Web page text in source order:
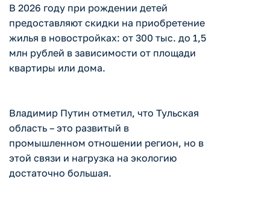
В 2026 году при рождении детей
предоставляют скидки на приобретение
жилья в новостройках: от 300 тыс. до 1,5
млн рублей в зависимости от площади
квартиры или дома.
Владимир Путин отметил, что Тульская
область – это развитый в
промышленном отношении регион, но в
этой связи и нагрузка на экологию
достаточно большая.